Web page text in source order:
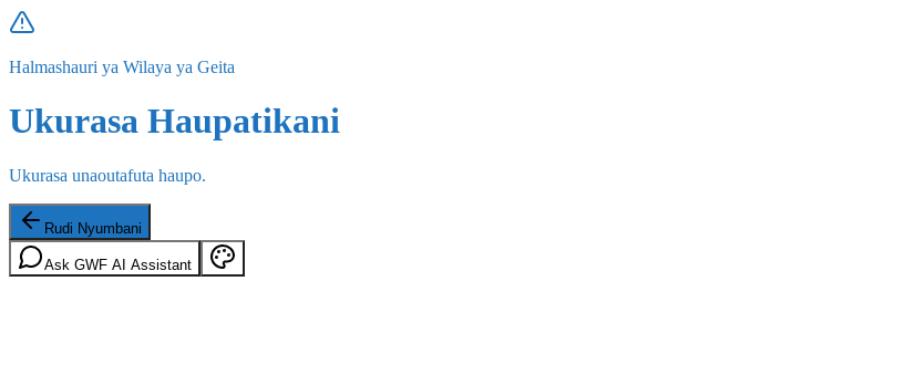
Halmashauri ya Wilaya ya Geita
Ukurasa Haupatikani
Ukurasa unaoutafuta haupo.
Rudi Nyumbani
Ask GWF AI Assistant